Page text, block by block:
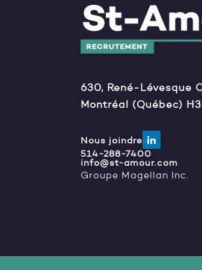
630, René-Lévesque
Montréal (Québec)
Nous joindre
514-288-7400
info@st-amour.com
Groupe Magellan Inc.